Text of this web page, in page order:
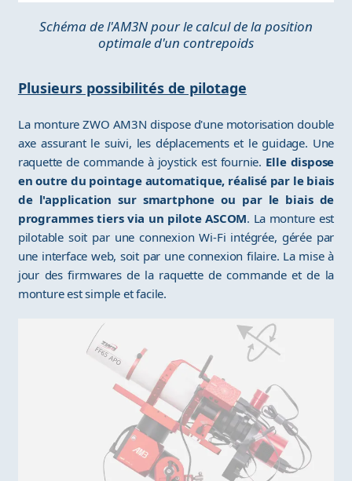
Schéma de l'AM3N pour le calcul de la position
optimale d'un contrepoids
Plusieurs possibilités de pilotage
La monture ZWO AM3N dispose d'une motorisation double
axe assurant le suivi, les déplacements et le guidage. Une
raquette de commande à joystick est fournie. Elle dispose
en outre du pointage automatique, réalisé par le biais
de l'application sur smartphone ou par le biais de
programmes tiers via un pilote ASCOM. La monture est
pilotable soit par une connexion Wi-Fi intégrée, gérée par
une interface web, soit par une connexion filaire. La mise à
jour des firmwares de la raquette de commande et de la
monture est simple et facile.